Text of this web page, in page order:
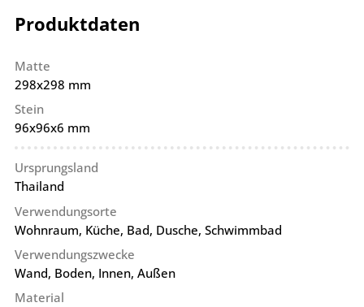
Produktdaten
Matte
298x298 mm
Stein
96x96x6 mm
Ursprungsland
Thailand
Verwendungsorte
Wohnraum, Küche, Bad, Dusche, Schwimmbad
Verwendungszwecke
Wand, Boden, Innen, Außen
Material